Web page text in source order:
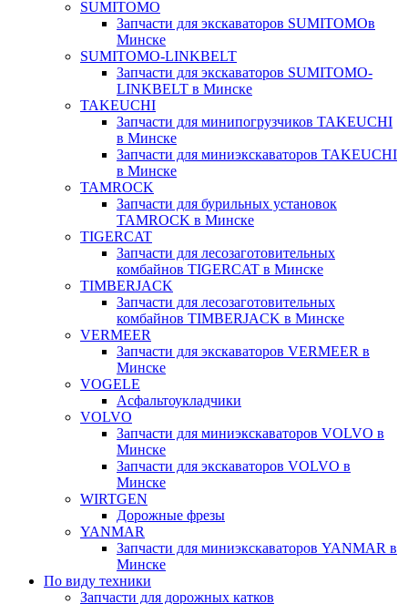
SUMITOMO
Запчасти для экскаваторов SUMITOMOв
Минске
SUMITOMO-LINKBELT
Запчасти для экскаваторов SUMITOMO-
LINKBELT в Минске
TAKEUCHI
Запчасти для минипогрузчиков TAKEUCHI
в Минске
Запчасти для миниэкскаваторов TAKEUCHI
в Минске
TAMROCK
Запчасти для бурильных установок
TAMROCK в Минске
TIGERCAT
Запчасти для лесозаготовительных
комбайнов TIGERCAT в Минске
TIMBERJACK
Запчасти для лесозаготовительных
комбайнов TIMBERJACK в Минске
VERMEER
Запчасти для экскаваторов VERMEER в
Минске
VOGELE
Асфальтоукладчики
VOLVO
Запчасти для миниэкскаваторов VOLVO в
Минске
Запчасти для экскаваторов VOLVO в
Минске
WIRTGEN
Дорожные фрезы
YANMAR
Запчасти для миниэкскаваторов YANMAR в
Минске
По виду техники
Запчасти для дорожных катков